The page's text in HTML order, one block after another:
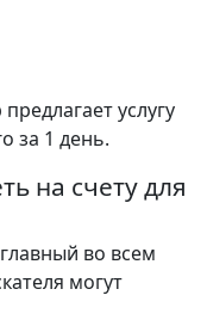
предлагаетуслугу
за 1 день.
на счету для
главный во всем
могут